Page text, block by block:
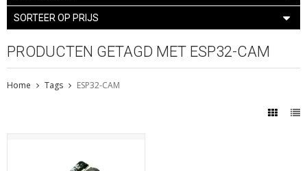
SORTEER OP PRIJS
PRODUCTEN GETAGD MET ESP32-CAM
Home Tags ESP32-CAM